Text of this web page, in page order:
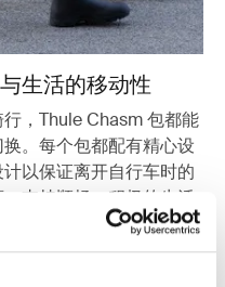
生活的移动性
，Thule Chasm 包都能
。每个包都配有精心设
以保证离开自行车时的
支持顺畅、积极的生活
两轮车。